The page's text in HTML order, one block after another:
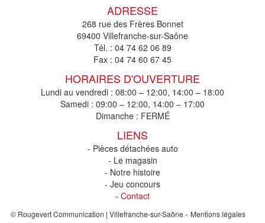
ADRESSE
268 rue des Frères Bonnet
69400 Villefranche-sur-Saône
Tél. : 04 74 62 06 89
Fax : 04 74 60 67 45
HORAIRES D'OUVERTURE
Lundi au vendredi : 08:00 – 12:00, 14:00 – 18:00
Samedi : 09:00 – 12:00, 14:00 – 17:00
Dimanche : FERMÉ
LIENS
- Pièces détachées auto
- Le magasin
- Notre histoire
- Jeu concours
- Contact
© Rougevert Communication | Villefranche-sur-Saône - Mentions légales